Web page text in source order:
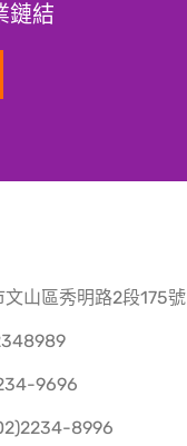
鏈結
山區秀明路2段175號
9696
8996